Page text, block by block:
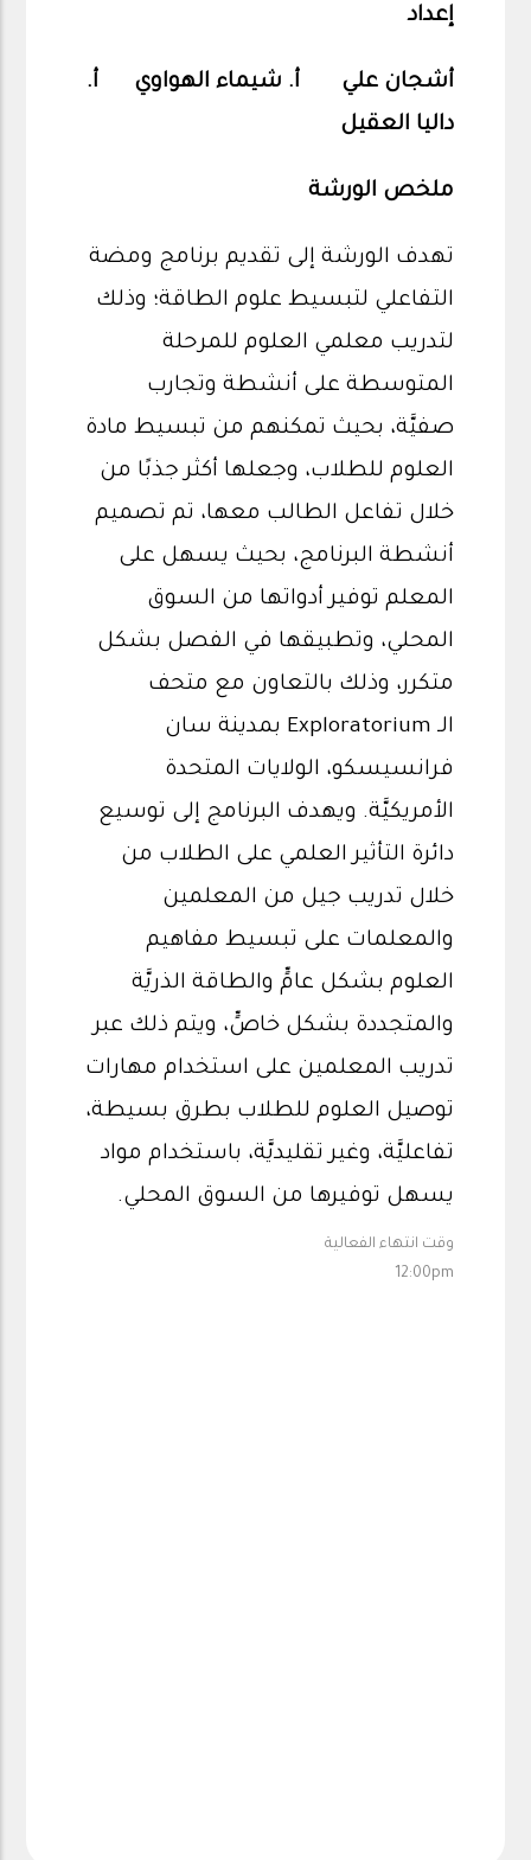
إعداد
أشجان علي أ. شيماء الهواوي أ.
داليا العقيل
ملخص الورشة
تهدف الورشة إلى تقديم برنامج ومضة
التفاعلي لتبسيط علوم الطاقة؛ وذلك
لتدريب معلمي العلوم للمرحلة
المتوسطة على أنشطة وتجارب
صفيَّة، بحيث تمكنهم من تبسيط مادة
العلوم للطلاب، وجعلها أكثر جذبًا من
خلال تفاعل الطالب معها، تم تصميم
أنشطة البرنامج، بحيث يسهل على
المعلم توفير أدواتها من السوق
المحلي، وتطبيقها في الفصل بشكل
متكرر، وذلك بالتعاون مع متحف
الـ Exploratorium بمدينة سان
فرانسيسكو، الولايات المتحدة
الأمريكيَّة. ويهدف البرنامج إلى توسيع
دائرة التأثير العلمي على الطلاب من
خلال تدريب جيل من المعلمين
والمعلمات على تبسيط مفاهيم
العلوم بشكل عامٍّ والطاقة الذريَّة
والمتجددة بشكل خاصٍّ، ويتم ذلك عبر
تدريب المعلمين على استخدام مهارات
توصيل العلوم للطلاب بطرق بسيطة،
تفاعليَّة، وغير تقليديَّة، باستخدام مواد
يسهل توفيرها من السوق المحلي.
وقت انتهاء الفعالية
12:00pm